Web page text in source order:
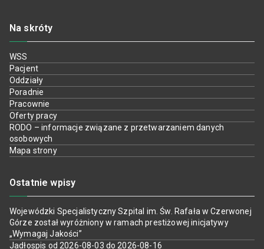
Na skróty
WSS
Pacjent
Oddziały
Poradnie
Pracownie
Oferty pracy
RODO – informacje związane z przetwarzaniem danych
osobowych
Mapa strony
Ostatnie wpisy
Wojewódzki Specjalistyczny Szpital im. Św. Rafała w Czerwonej
Górze został wyróżniony w ramach prestiżowej inicjatywy
„Wymagaj Jakości”
Jadłospis od 2026-08-03 do 2026-08-16